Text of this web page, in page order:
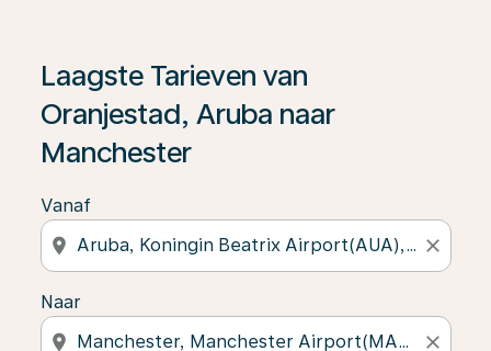
Laagste Tarieven van
Oranjestad, Aruba naar
Manchester
Vanaf
location_on close
Naar
location_on close